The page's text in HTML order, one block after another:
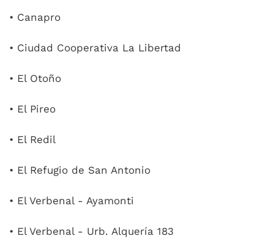
• Canapro
• Ciudad Cooperativa La Libertad
• El Otoño
• El Pireo
• El Redil
• El Refugio de San Antonio
• El Verbenal - Ayamonti
• El Verbenal - Urb. Alquería 183